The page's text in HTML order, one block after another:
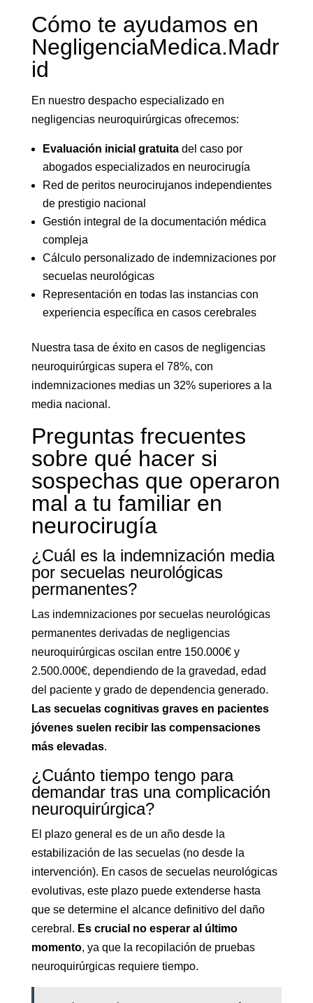
Cómo te ayudamos en
NegligenciaMedica.Madr
id
En nuestro despacho especializado en
negligencias neuroquirúrgicas ofrecemos:
Evaluación inicial gratuitadel caso por
abogados especializados en neurocirugía
Red de peritos neurocirujanos independientes
de prestigio nacional
Gestión integral de la documentación médica
compleja
Cálculo personalizado de indemnizaciones por
secuelas neurológicas
Representación en todas las instancias con
experiencia específica en casos cerebrales
Nuestra tasa de éxito en casos de negligencias
neuroquirúrgicas supera el 78%, con
indemnizaciones medias un 32% superiores a la
media nacional.
Preguntas frecuentes
sobre qué hacer si
sospechas que operaron
mal a tu familiar en
neurocirugía
¿Cuál es la indemnización media
por secuelas neurológicas
permanentes?
Las indemnizaciones por secuelas neurológicas
permanentes derivadas de negligencias
neuroquirúrgicas oscilan entre 150.000€ y
2.500.000€, dependiendo de la gravedad, edad
del paciente y grado de dependencia generado.
Las secuelas cognitivas graves en pacientes
jóvenes suelen recibir las compensaciones
más elevadas.
¿Cuánto tiempo tengo para
demandar tras una complicación
neuroquirúrgica?
El plazo general es de un año desde la
estabilización de las secuelas (no desde la
intervención). En casos de secuelas neurológicas
evolutivas, este plazo puede extenderse hasta
que se determine el alcance definitivo del daño
cerebral. Es crucial no esperar al último
momento, ya que la recopilación de pruebas
neuroquirúrgicas requiere tiempo.